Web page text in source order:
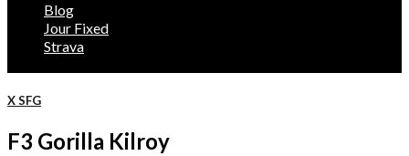
Blog
Jour Fixed
Strava
X SFG
F3 Gorilla Kilroy